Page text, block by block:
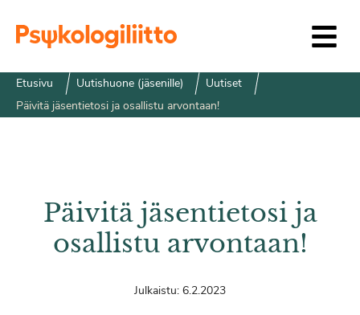
Etusivu Uutishuone (jäsenille)
Uutiset
Päivitä jäsentietosi ja osallistu arvontaan!
Päivitä jäsentietosi ja
osallistu arvontaan!
Julkaistu: 6.2.2023